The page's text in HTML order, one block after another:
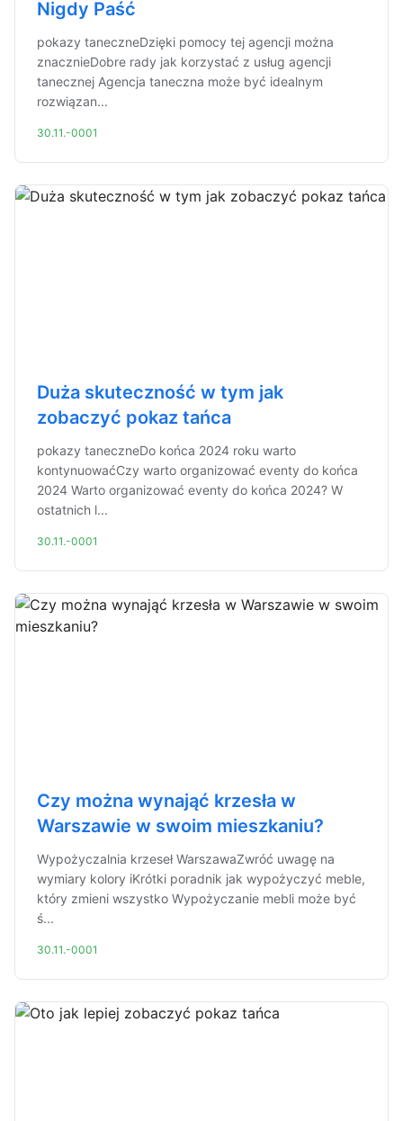
Nigdy Paść
pokazy taneczneDzięki pomocy tej agencji można
znacznieDobre rady jak korzystać z usług agencji
tanecznej Agencja taneczna może być idealnym
rozwiązan...
30.11.-0001
Duża skuteczność w tym jak
zobaczyć pokaz tańca
pokazy taneczneDo końca 2024 roku warto
kontynuowaćCzy warto organizować eventy do końca
2024 Warto organizować eventy do końca 2024? W
ostatnich l...
30.11.-0001
Czy można wynająć krzesła w
Warszawie w swoim mieszkaniu?
Wypożyczalnia krzeseł WarszawaZwróć uwagę na
wymiary kolory iKrótki poradnik jak wypożyczyć meble,
który zmieni wszystko Wypożyczanie mebli może być
ś...
30.11.-0001